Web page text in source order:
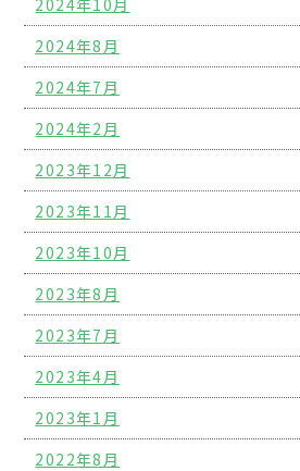
2024年8月
2024年7月
2024年2月
2023年12月
2023年11月
2023年10月
2023年8月
2023年7月
2023年4月
2023年1月
2022年8月